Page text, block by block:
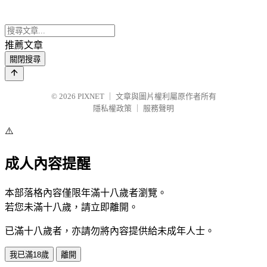
推薦文章
關閉搜尋
© 2026 PIXNET
文章與圖片權利屬原作者所有
隱私權政策
服務聲明
⚠️
成人內容提醒
本部落格內容僅限年滿十八歲者瀏覽。
若您未滿十八歲，請立即離開。
已滿十八歲者，亦請勿將內容提供給未成年人士。
我已滿18歲 離開